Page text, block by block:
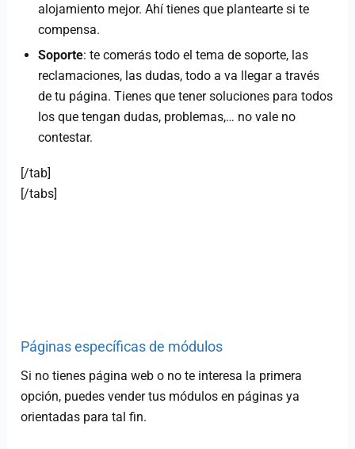
alojamiento mejor. Ahí tienes que plantearte si te
compensa.
Soporte: te comerás todo el tema de soporte, las
reclamaciones, las dudas, todo a va llegar a través
de tu página. Tienes que tener soluciones para todos
los que tengan dudas, problemas,… no vale no
contestar.
[/tab]
[/tabs]
Páginas específicas de módulos
Si no tienes página web o no te interesa la primera
opción, puedes vender tus módulos en páginas ya
orientadas para tal fin.